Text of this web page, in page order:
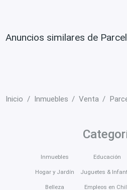
Anuncios similares de
Inicio Inmuebles Venta
Inmuebles
Hogar y Jardín
Belleza
Educación
Juguetes &
Empleos en